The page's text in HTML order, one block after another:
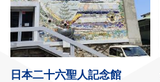
日本二十六聖人記念館